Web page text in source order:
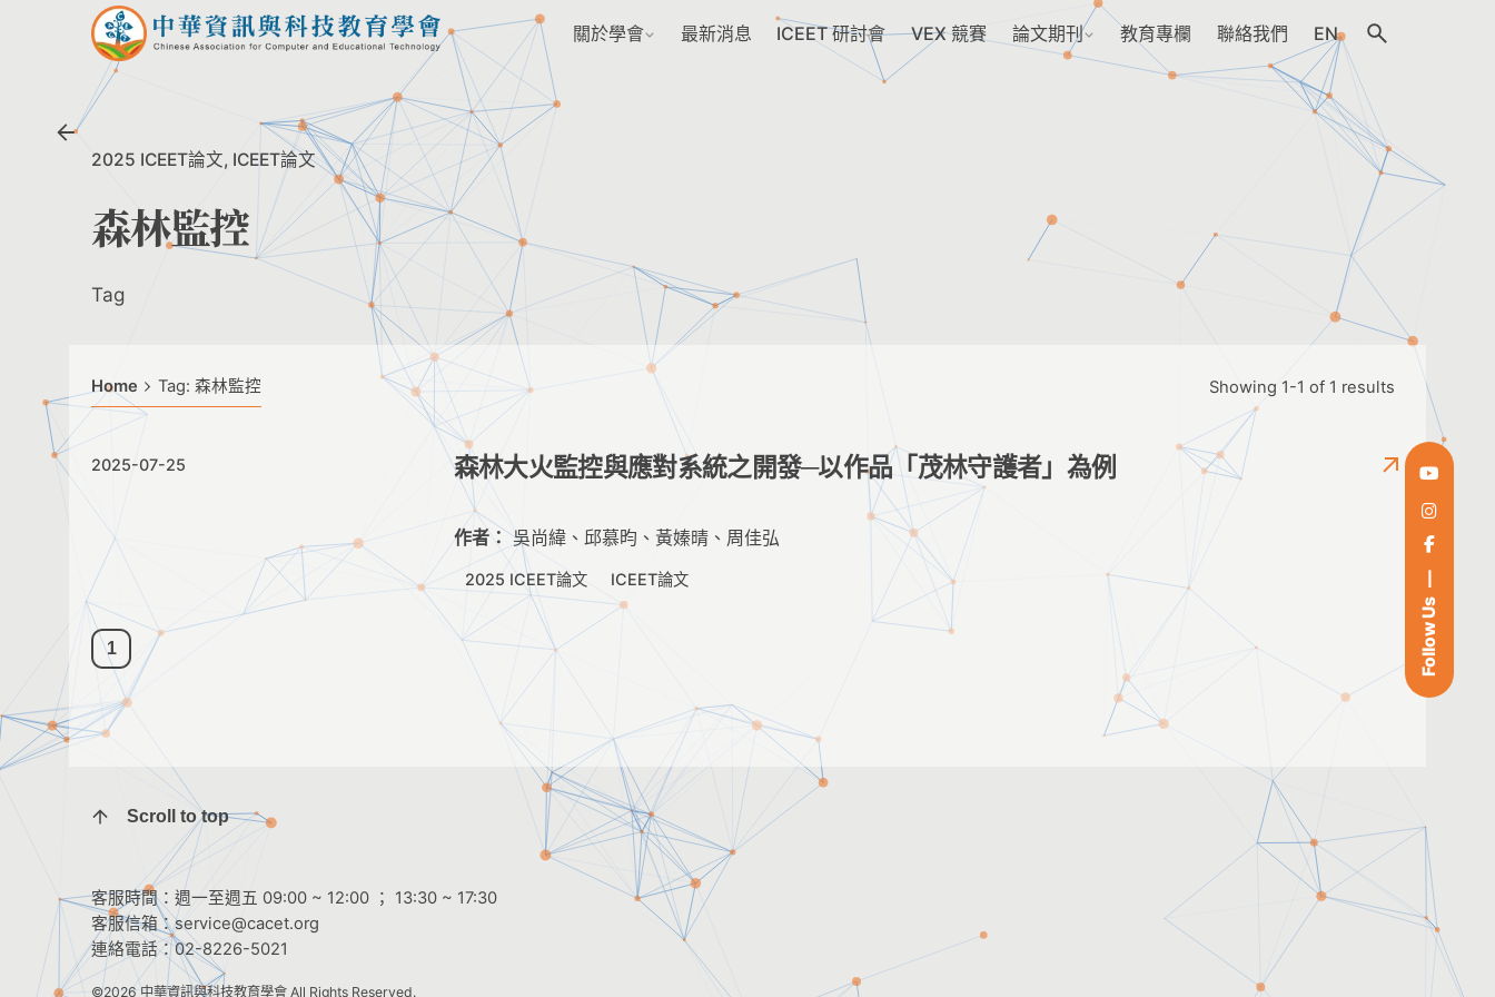
Follow Us
關於學會 最新消息 ICEET 研討會 VEX 競賽 論文期刊 教育專欄 聯絡我們 EN
2025 ICEET論文 ICEET論文
森林監控
Tag
Home Tag: 森林監控 Showing 1-1 of 1 results
2025-07-25 森林大火監控與應對系統之開發─以作品「茂林守護者」為例
作者：吳尚緯、邱慕昀、黃嫀晴、周佳弘
2025 ICEET論文 ICEET論文
1
Scroll to top
客服時間：週一至週五 09:00 ~ 12:00 ； 13:30 ~ 17:30
客服信箱：service@cacet.org
連絡電話：02-8226-5021
©2026 中華資訊與科技教育學會 All Rights Reserved.